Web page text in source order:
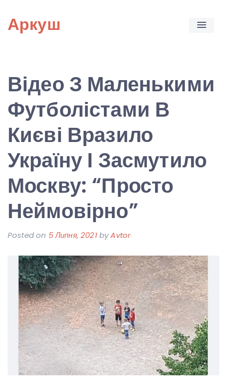
content
Аркуш
Відео З Маленькими
Футболістами В
Києві Вразило
Україну І Засмутило
Москву: “Просто
Неймовірно”
Posted on 5 Липня, 2021byAvtor